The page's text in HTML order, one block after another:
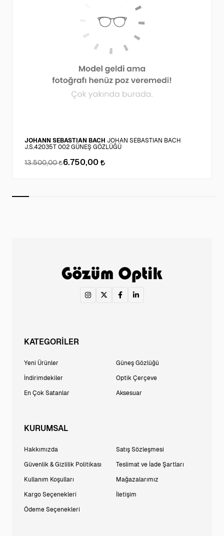
JOHANN SEBASTIAN BACH JOHAN SEBASTIAN BACH
J.S.42035T 002 GÜNEŞ GÖZLÜĞÜ
13.500,00 6.750,00
KATEGORİLER
Yeni Ürünler
İndirimdekiler
En Çok Satanlar
Güneş Gözlüğü
Optik Çerçeve
Aksesuar
KURUMSAL
Hakkımızda
Güvenlik & Gizlilik Politikası
Kullanım Koşulları
Kargo Seçenekleri
Ödeme Seçenekleri
Satış Sözleşmesi
Teslimat ve İade Şartları
Mağazalarımız
İletişim